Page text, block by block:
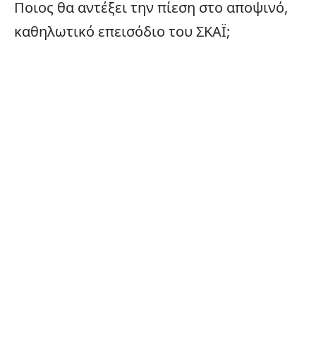
Ποιος θα αντέξει την πίεση στο αποψινό,
καθηλωτικό επεισόδιο τουΣΚΑΪ;